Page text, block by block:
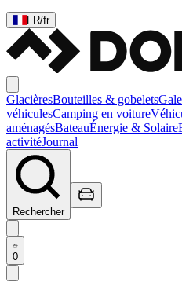
FR/fr
GlacièresBouteilles & gobelets
véhiculesCamping en voiture
aménagésBateauÉnergie & Solaire
activitéJournal
Rechercher
0